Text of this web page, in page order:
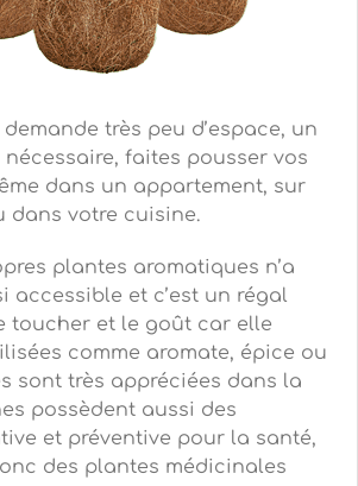
très peu d’espace, un
nécessaire, faites pousser vos
dans un appartement, sur
dans votre cuisine.
plantes aromatiques n’a
accessible et c’est un régal
toucher et le goût car elle
comme aromate, épice ou
sont très appréciées dans la
possèdent aussi des
et préventive pour la santé,
des plantes médicinales